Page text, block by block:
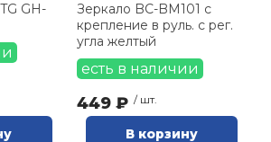
GH-
Зеркало BC-BM101 c
крепление в руль. с рег.
угла желтый
есть в наличии
449 ₽ / шт.
В корзину